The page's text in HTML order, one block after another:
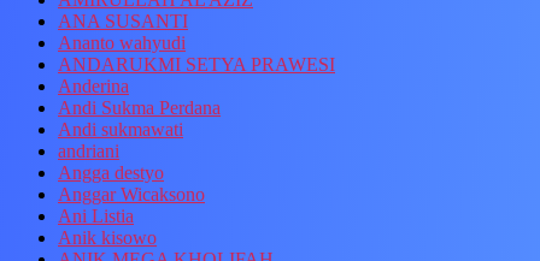
ANA SUSANTI
Ananto wahyudi
ANDARUKMI SETYA PRAWESI
Anderina
Andi Sukma Perdana
Andi sukmawati
andriani
Angga destyo
Anggar Wicaksono
Ani Listia
Anik kisowo